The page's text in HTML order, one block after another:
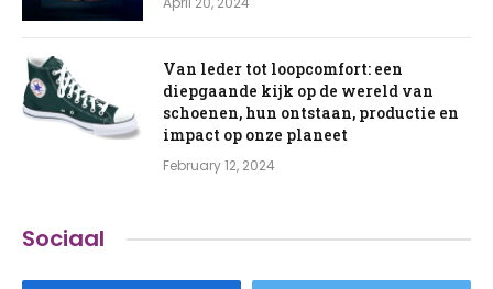
Van leder tot loopcomfort: een
diepgaande kijk op de wereld van
schoenen, hun ontstaan, productie en
impact op onze planeet
February 12, 2024
Sociaal